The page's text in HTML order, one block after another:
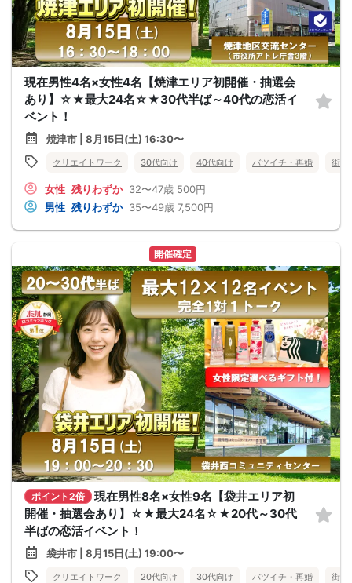
現在男性4名×女性4名【焼津エリア初開催・抽選会
あり】☆★最大24名☆★30代半ば～40代の恋活イ
ベント！
焼津市 | 8月15日(土) 16:30〜
クリエイトワーク 30代向け 40代向け バツイチ・再婚 街コ
女性 残りわずか 32〜47歳 500円
男性 残りわずか 35〜49歳 7,500円
開催確定
ポイント2倍
現在男性8名×女性9名【袋井エリア初
開催・抽選会あり】☆★最大24名☆★20代～30代
半ばの恋活イベント！
袋井市 | 8月15日(土) 19:00〜
クリエイトワーク 20代向け 30代向け バツイチ・再婚 街コ